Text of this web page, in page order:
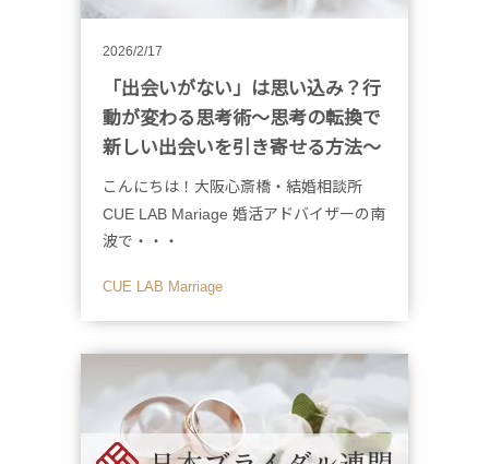
2026/2/17
「出会いがない」は思い込み？行
動が変わる思考術〜思考の転換で
新しい出会いを引き寄せる方法〜
こんにちは！大阪心斎橋・結婚相談所
CUE LAB Mariage 婚活アドバイザーの南
波で・・・
CUE LAB Marriage